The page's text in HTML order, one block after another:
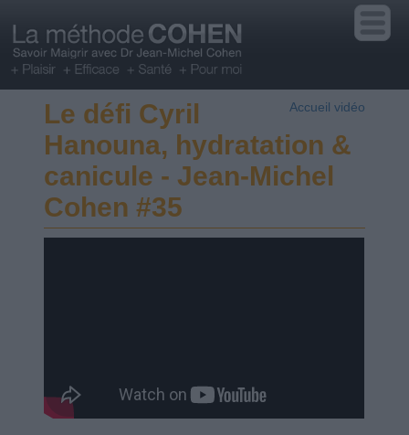
Accueil vidéo
Le défi Cyril
Hanouna, hydratation &
canicule - Jean-Michel
Cohen #35